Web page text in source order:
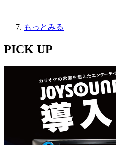
もっとみる
PICK UP